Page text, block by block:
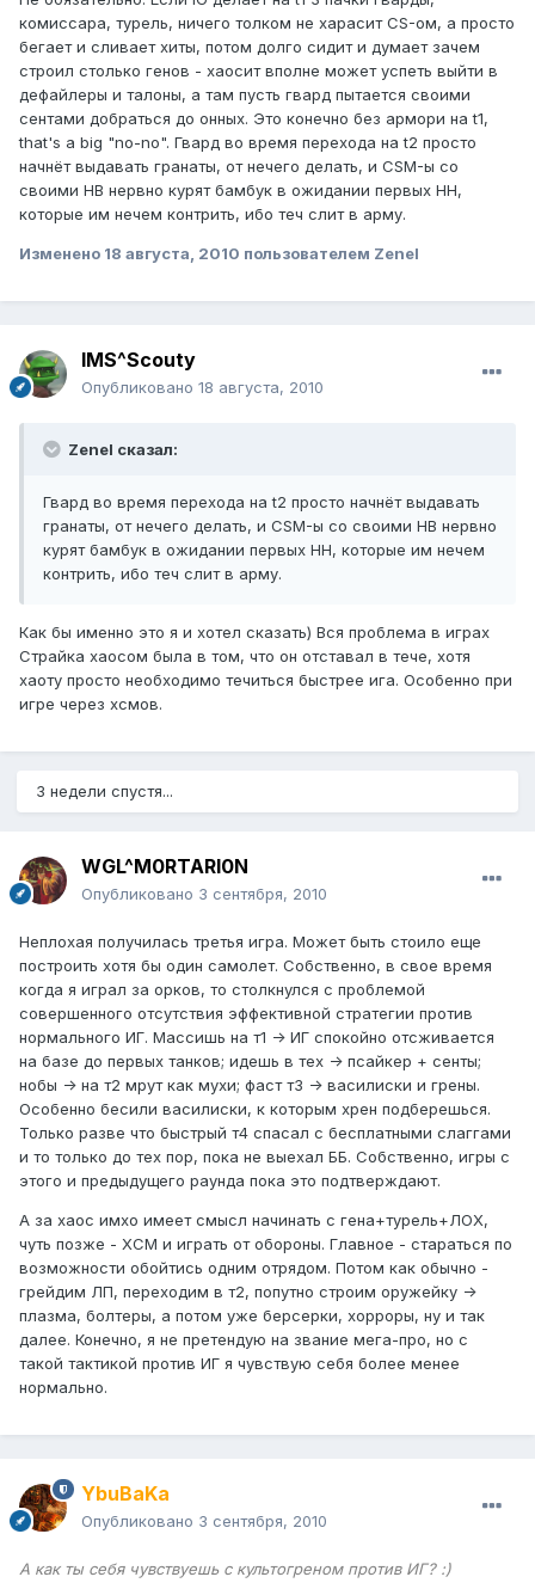
комиссара, турель, ничего толком не харасит CS-ом, а просто
бегает и сливает хиты, потом долго сидит и думает зачем
строил столько генов - хаосит вполне может успеть выйти в
дефайлеры и талоны, а там пусть гвард пытается своими
сентами добраться до онных. Это конечно без армори на t1,
that's a big "no-no". Гвард во время перехода на t2 просто
начнёт выдавать гранаты, от нечего делать, и CSM-ы со
своими HB нервно курят бамбук в ожидании первых HH,
которые им нечем контрить, ибо теч слит в арму.
Изменено 18 августа, 2010 пользователем Zenel
IMS^Scouty
Опубликовано 18 августа, 2010
Zenel сказал:
Гвард во время перехода на t2 просто начнёт выдавать
гранаты, от нечего делать, и CSM-ы со своими HB нервно
курят бамбук в ожидании первых HH, которые им нечем
контрить, ибо теч слит в арму.
Как бы именно это я и хотел сказать) Вся проблема в играх
Страйка хаосом была в том, что он отставал в тече, хотя
хаоту просто необходимо течиться быстрее ига. Особенно при
игре через хсмов.
3 недели спустя...
WGL^M0RTARI0N
Опубликовано 3 сентября, 2010
Неплохая получилась третья игра. Может быть стоило еще
построить хотя бы один самолет. Собственно, в свое время
когда я играл за орков, то столкнулся с проблемой
совершенного отсутствия эффективной стратегии против
нормального ИГ. Массишь на т1 -> ИГ спокойно отсживается
на базе до первых танков; идешь в тех -> псайкер + сенты;
нобы -> на т2 мрут как мухи; фаст т3 -> василиски и грены.
Особенно бесили василиски, к которым хрен подберешься.
Только разве что быстрый т4 спасал с бесплатными слаггами
и то только до тех пор, пока не выехал ББ. Собственно, игры с
этого и предыдущего раунда пока это подтверждают.
А за хаос имхо имеет смысл начинать с гена+турель+ЛОХ,
чуть позже - ХСМ и играть от обороны. Главное - стараться по
возможности обойтись одним отрядом. Потом как обычно -
грейдим ЛП, переходим в т2, попутно строим оружейку ->
плазма, болтеры, а потом уже берсерки, хорроры, ну и так
далее. Конечно, я не претендую на звание мега-про, но с
такой тактикой против ИГ я чувствую себя более менее
нормально.
YbuBaKa
Опубликовано 3 сентября, 2010
А как ты себя чувствуешь с культогреном против ИГ? :)